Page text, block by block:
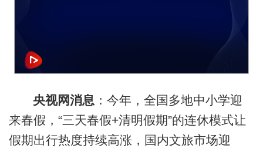
央视网消息 ：今年，全国多地中小学迎
来春假，“三天春假+清明假期”的连休模式让
假期出行热度持续高涨，国内文旅市场迎